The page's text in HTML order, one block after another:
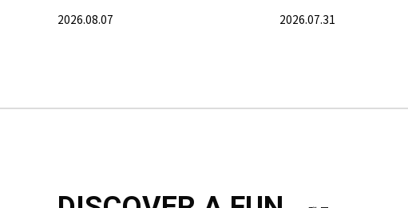
2026.08.07 2026.07.31